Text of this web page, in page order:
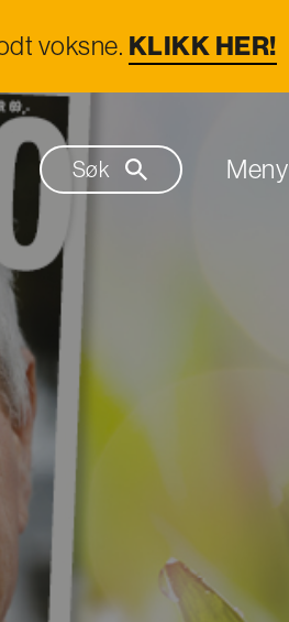
voksne. KLIKK HER!
Søk Meny